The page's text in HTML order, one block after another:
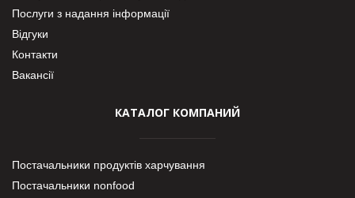
Послуги з надання інформації
Відгуки
Контакти
Вакансії
КАТАЛОГ КОМПАНИЙ
Постачальники продуктів харчування
Постачальники nonfood